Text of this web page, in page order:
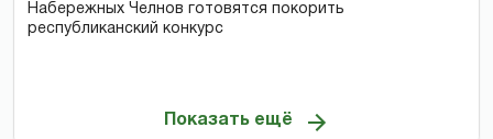
Набережных Челнов готовятся покорить
республиканский конкурс
Показать ещё